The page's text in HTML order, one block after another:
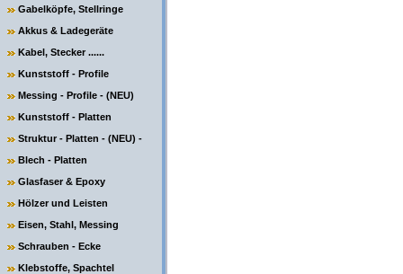
Gabelköpfe, Stellringe
Akkus & Ladegeräte
Kabel, Stecker ......
Kunststoff - Profile
Messing - Profile - (NEU)
Kunststoff - Platten
Struktur - Platten - (NEU) -
Blech - Platten
Glasfaser & Epoxy
Hölzer und Leisten
Eisen, Stahl, Messing
Schrauben - Ecke
Klebstoffe, Spachtel